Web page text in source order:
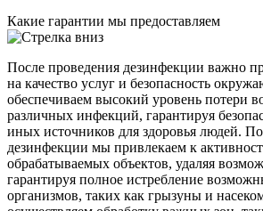
Какие гарантии мы предоставляем
После проведения дезинфекции важно
на качество услуг и безопасность
обеспечиваем высокий уровень потери
различных инфекций, гарантируя
иных источников для здоровья людей.
дезинфекции мы привлекаем к
обрабатываемых объектов, удаляя
гарантируя полное истребление
организмов, таких как грызуны и